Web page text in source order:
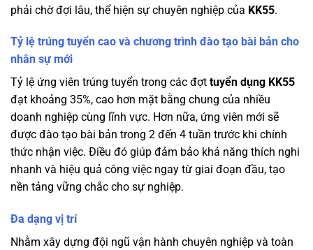
phải chờ đợi lâu, thể hiện sự chuyên nghiệp của KK55.
Tỷ lệ trúng tuyển cao và chương trình đào tạo bài bản cho
nhân sự mới
Tỷ lệ ứng viên trúng tuyển trong các đợt tuyển dụng KK55
đạt khoảng 35%, cao hơn mặt bằng chung của nhiều
doanh nghiệp cùng lĩnh vực. Hơn nữa, ứng viên mới sẽ
được đào tạo bài bản trong 2 đến 4 tuần trước khi chính
thức nhận việc. Điều đó giúp đảm bảo khả năng thích nghi
nhanh và hiệu quả công việc ngay từ giai đoạn đầu, tạo
nền tảng vững chắc cho sự nghiệp.
Đa dạng vị trí
Nhằm xây dựng đội ngũ vận hành chuyên nghiệp và toàn